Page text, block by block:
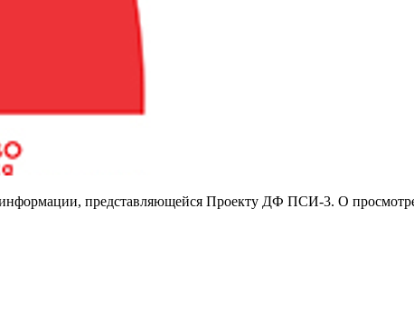
представляющейся Проекту ДФ ПСИ-3. О